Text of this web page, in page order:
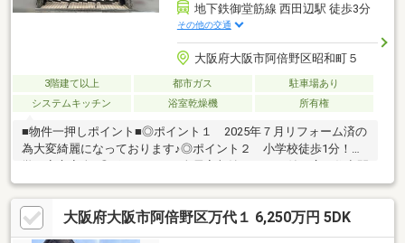
地下鉄御堂筋線 西田辺駅 徒歩3分
その他の交通
大阪府大阪市阿倍野区昭和町５
3階建て以上 都市ガス
駐車場あり
システムキッチン
浴室乾燥機 所有権
■物件一押しポイント■◎ポイント１ 2025年７月リフォーム済の
為大変綺麗になっております♪◎ポイント２ 小学校徒歩1分！通
♪◎ポイント４ 「西田辺」駅徒歩3分の近さ♪◎ポイント５ 制震
ダンパー設置済みで安心安全♪～内覧予約受付中です！お気軽にお
問い合わせ下さい♪ＴＥＬ：06-4701-9608 （担当：伊勢村）まで
●経験豊富なスタッフがご提案住宅ローンや保険、不動産に関す
大阪府大阪市阿倍野区万代１ 6,250万円 5DK